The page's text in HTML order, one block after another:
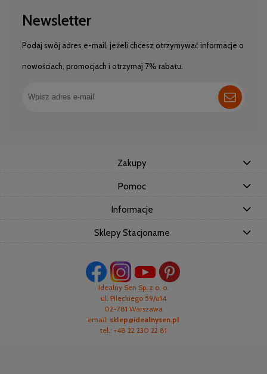
Newsletter
Podaj swój adres e-mail, jeżeli chcesz otrzymywać informacje o
nowościach, promocjach i otrzymaj 7% rabatu.
Zakupy
Pomoc
Informacje
Sklepy Stacjonarne
Idealny Sen Sp. z o. o.
ul. Pileckiego 59/u14
02-781 Warszawa
email: sklep@idealnysen.pl
tel.: +48 22 230 22 81